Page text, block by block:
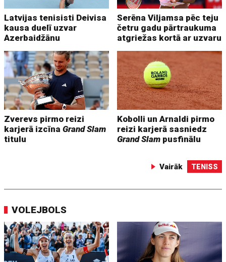
Latvijas tenisisti Deivisa
kausa duelī uzvar
Azerbaidžānu
Serēna Viljamsa pēc teju
četru gadu pārtraukuma
atgriežas kortā ar uzvaru
Zverevs pirmo reizi
karjerā izcīnaGrand Slam
titulu
Kobolli un Arnaldi pirmo
reizi karjerā sasniedz
Grand Slam pusfinālu
Vairāk TENISS
VOLEJBOLS